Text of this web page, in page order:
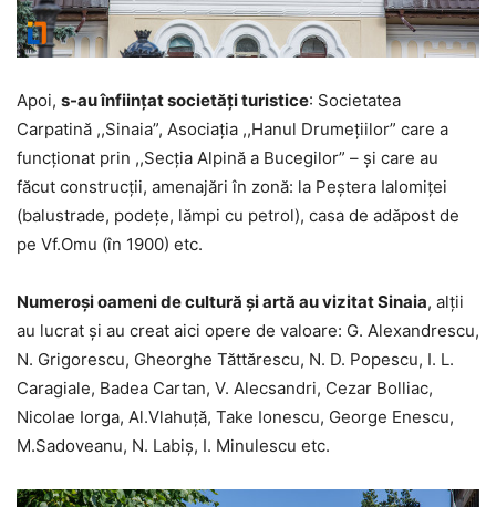
Apoi, s-au înfiinţat societăţi turistice: Societatea
Carpatină ,,Sinaia”, Asociaţia ,,Hanul Drumeţiilor” care a
funcţionat prin ,,Secţia Alpină a Bucegilor” – şi care au
făcut construcţii, amenajări în zonă: la Peştera Ialomiţei
(balustrade, podețe, lămpi cu petrol), casa de adăpost de
pe Vf.Omu (în 1900) etc.
Numeroşi oameni de cultură şi artă au vizitat Sinaia, alţii
au lucrat şi au creat aici opere de valoare: G. Alexandrescu,
N. Grigorescu, Gheorghe Tăttărescu, N. D. Popescu, I. L.
Caragiale, Badea Cartan, V. Alecsandri, Cezar Bolliac,
Nicolae Iorga, Al.Vlahuţă, Take Ionescu, George Enescu,
M.Sadoveanu, N. Labiș, I. Minulescu etc.